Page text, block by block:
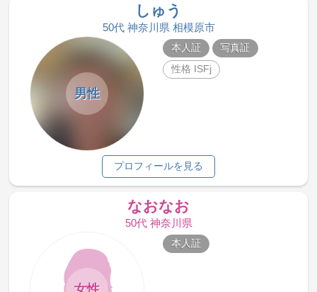
しゅう
50代 神奈川県 相模原市
男性
本人証
写真証
性格 ISFj
プロフィールを見る
なおなお
50代 神奈川県
本人証